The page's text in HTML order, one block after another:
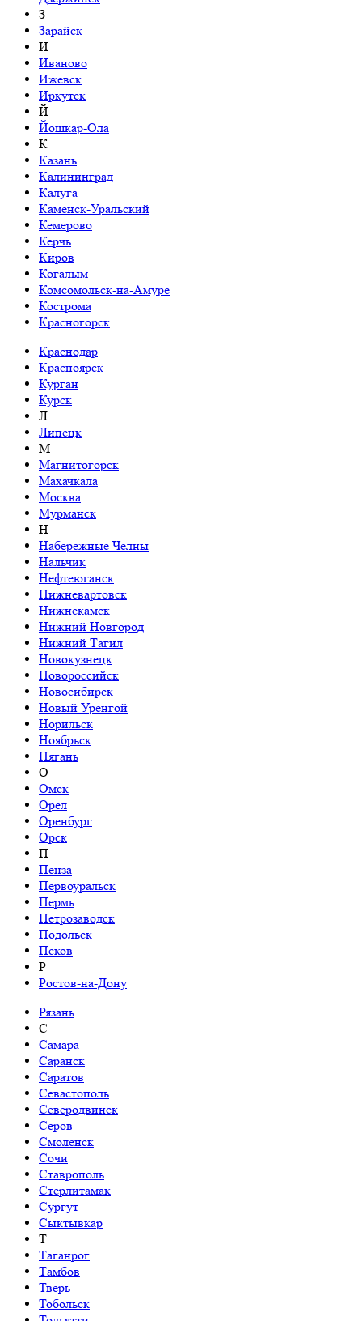
З
Зарайск
И
Иваново
Ижевск
Иркутск
Й
Йошкар-Ола
К
Казань
Калининград
Калуга
Каменск-Уральский
Кемерово
Керчь
Киров
Когалым
Комсомольск-на-Амуре
Кострома
Красногорск
Краснодар
Красноярск
Курган
Курск
Л
Липецк
М
Магнитогорск
Махачкала
Москва
Мурманск
Н
Набережные Челны
Нальчик
Нефтеюганск
Нижневартовск
Нижнекамск
Нижний Новгород
Нижний Тагил
Новокузнецк
Новороссийск
Новосибирск
Новый Уренгой
Норильск
Ноябрьск
Нягань
О
Омск
Орел
Оренбург
Орск
П
Пенза
Первоуральск
Пермь
Петрозаводск
Подольск
Псков
Р
Ростов-на-Дону
Рязань
С
Самара
Саранск
Саратов
Севастополь
Северодвинск
Серов
Смоленск
Сочи
Ставрополь
Стерлитамак
Сургут
Сыктывкар
Т
Таганрог
Тамбов
Тверь
Тобольск